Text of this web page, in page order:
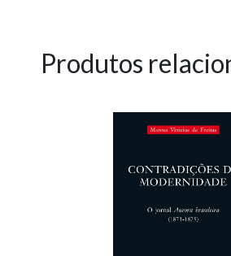
Produtos